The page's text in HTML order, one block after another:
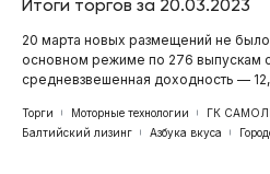
Итоги торгов за 20.03.2023
20 марта новых размещений не
основном режиме по 276 выпускам
средневзвешенная доходность —
Торги Моторные технологии ГК
Балтийский лизинг
Азбука вкуса